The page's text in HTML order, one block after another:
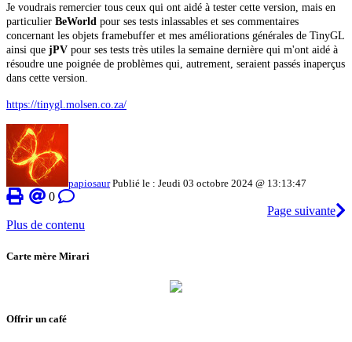
Je voudrais remercier tous ceux qui ont aidé à tester cette version, mais en
particulier BeWorld pour ses tests inlassables et ses commentaires
concernant les objets framebuffer et mes améliorations générales de TinyGL
ainsi que jPV pour ses tests très utiles la semaine dernière qui m'ont aidé à
résoudre une poignée de problèmes qui, autrement, seraient passés inaperçus
dans cette version.
https://tinygl.molsen.co.za/
papiosaurPublié le : Jeudi 03 octobre 2024 @ 13:13:47
0
Page suivante
Plus de contenu
Carte mère Mirari
Offrir un café